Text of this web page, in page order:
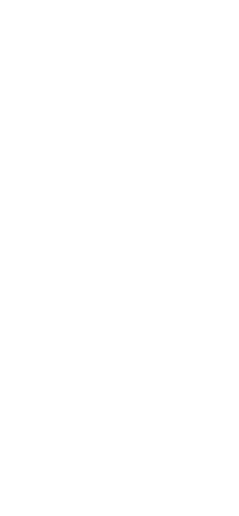
移动WiFi体积小巧，便于携带，
行、咖啡馆、图书馆、公交车、
。
家庭、学校、企业等固定场所，
高移动性，通常内置电池，可以
安装在一个固定位置，提供稳定
那样的灵活性。
围
量用户，可同时连接少量用户，